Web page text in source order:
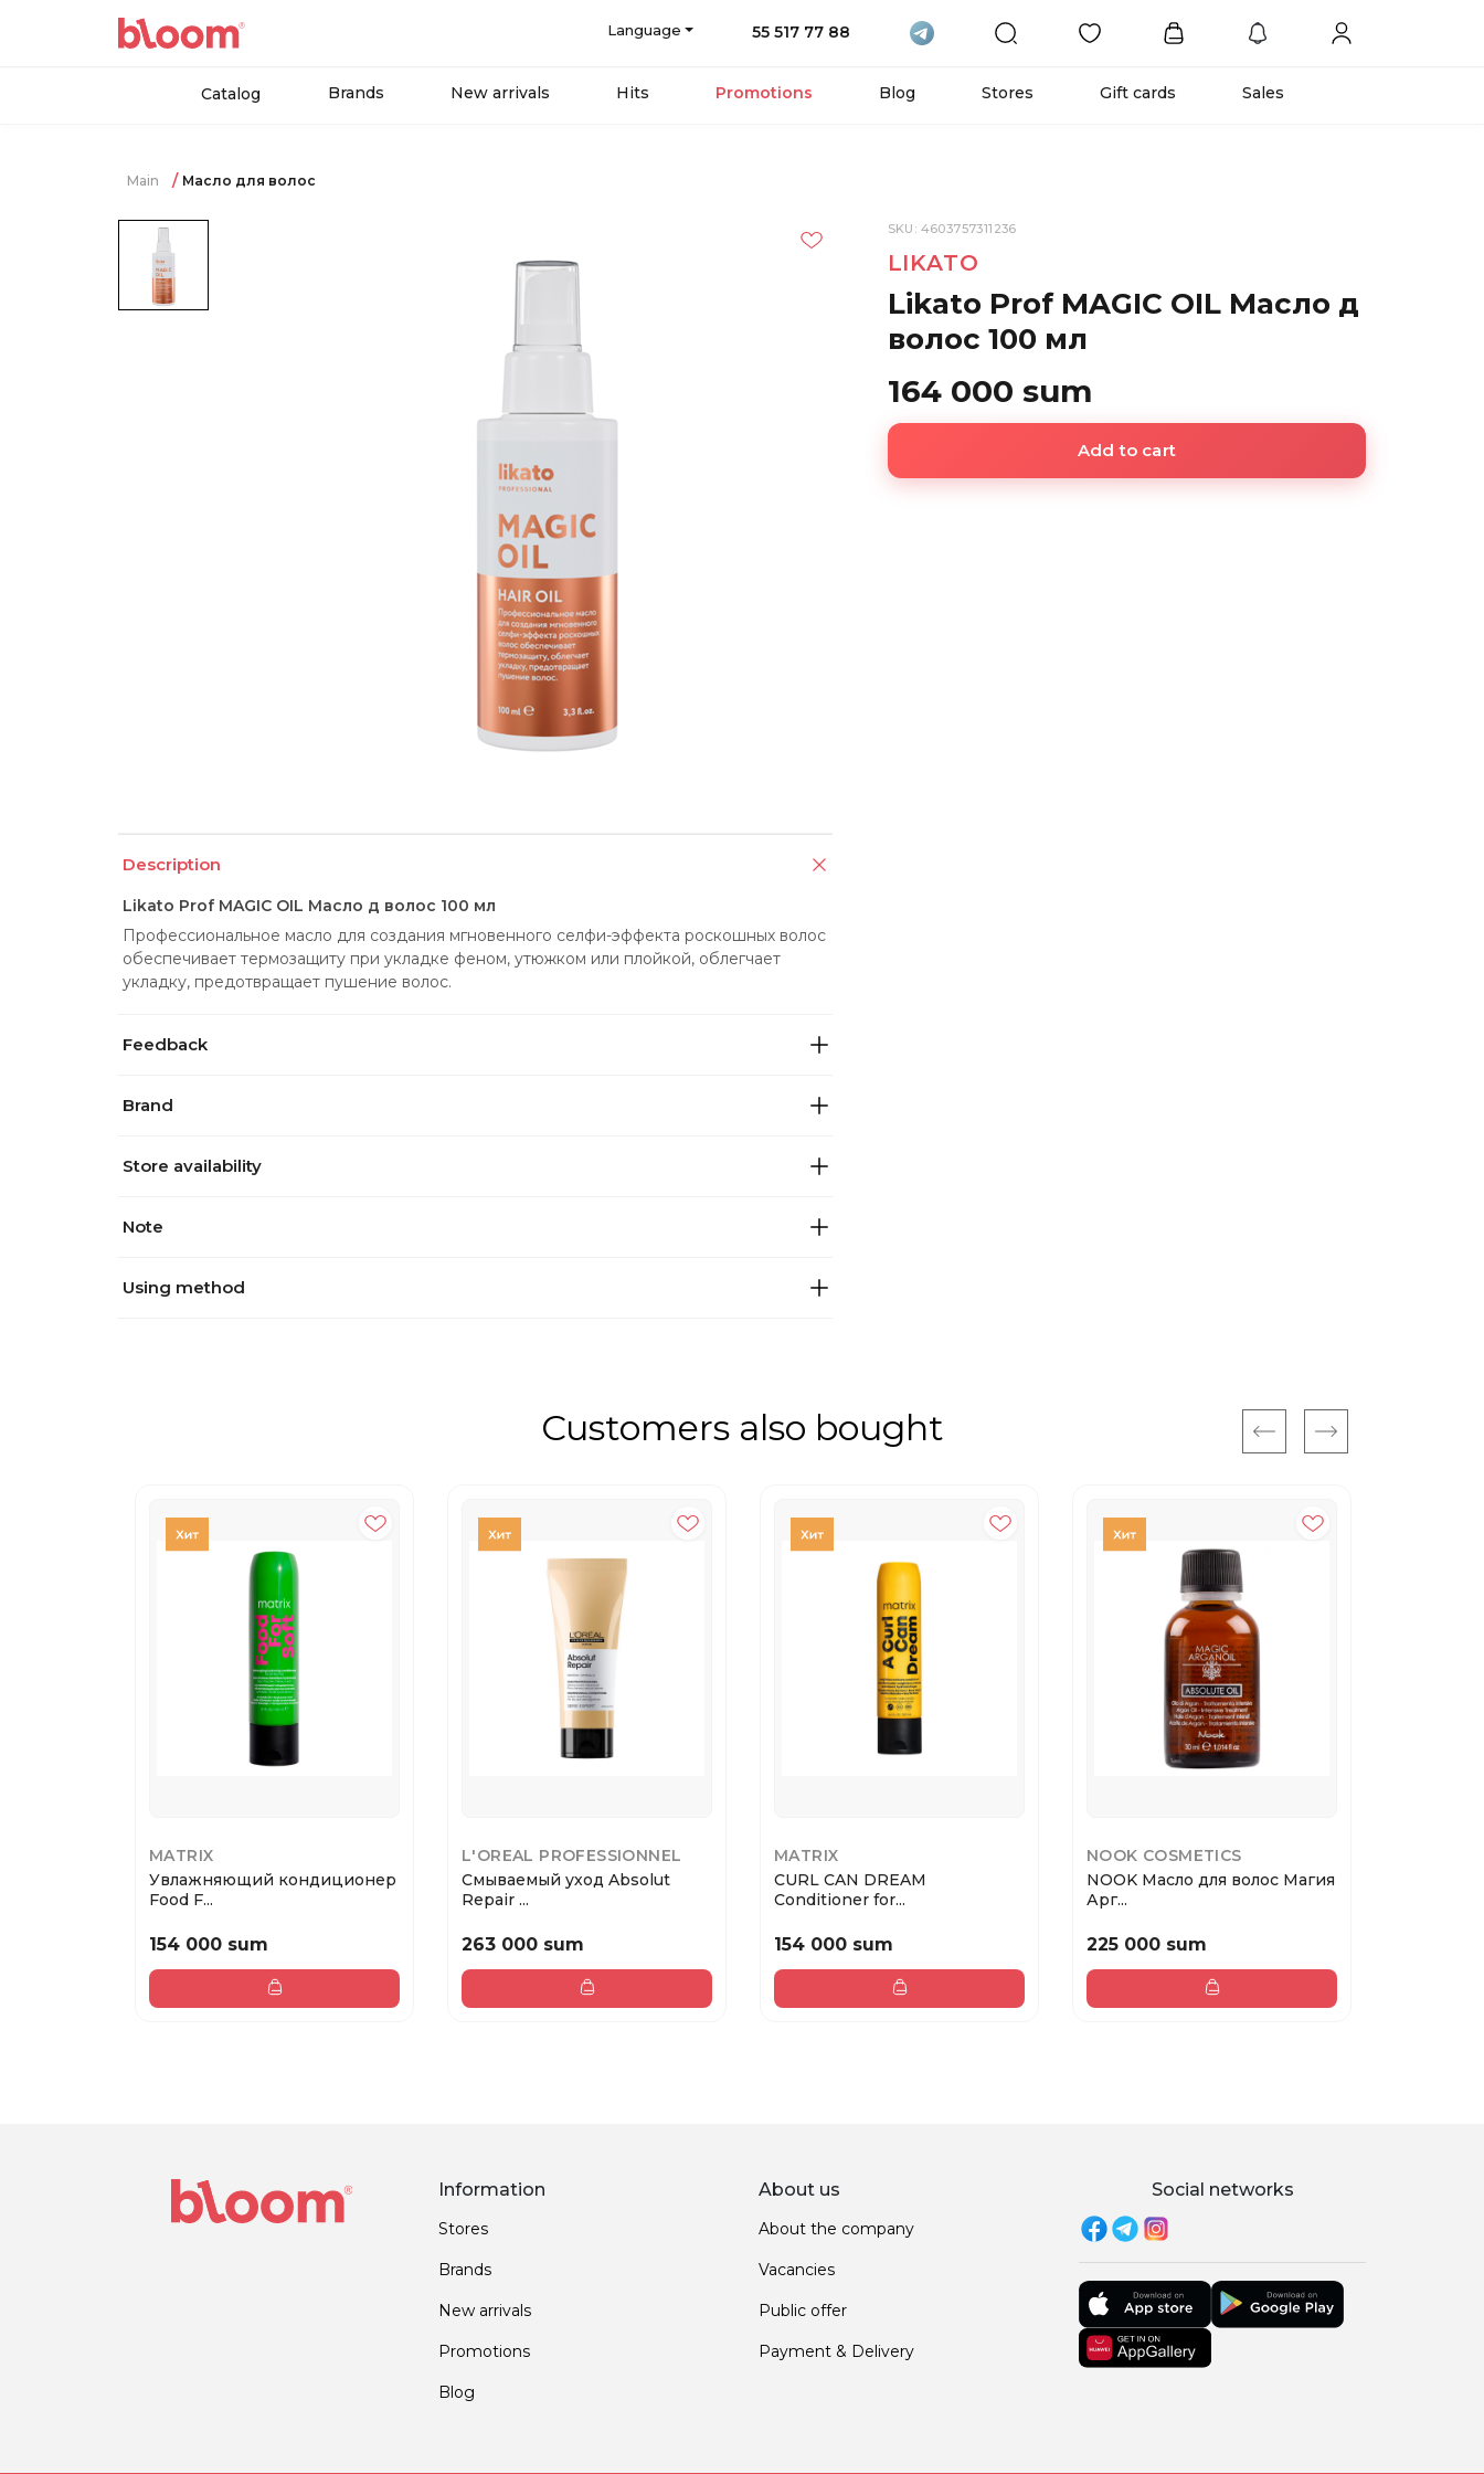
Language 55 517 77 88
Catalog Brands New arrivals Hits Promotions Blog Stores Gift cards Sales
Main Масло для волос
Description
Likato Prof MAGIC OIL Масло д волос 100 мл
Профессиональное масло для создания мгновенного селфи-эффекта роскошных волос
обеспечивает термозащиту при укладке феном, утюжком или плойкой, облегчает
укладку, предотвращает пушение волос.
Feedback
Brand
Store availability
Note
Using method
SKU: 4603757311236
LIKATO
Likato Prof MAGIC OIL Масло д
волос 100 мл
164 000 sum
Add to cart
Customers also bought
MATRIX
Увлажняющий кондиционер
Food F...
154 000 sum
L'OREAL PROFESSIONNEL
Смываемый уход Absolut
Repair ...
263 000 sum
MATRIX
CURL CAN DREAM
Conditioner for...
154 000 sum
NOOK COSMETICS
NOOK Масло для волос Магия
Арг...
225 000 sum
Information
Stores
Brands
New arrivals
Promotions
Blog
About us
About the company
Vacancies
Public offer
Payment & Delivery
Social networks